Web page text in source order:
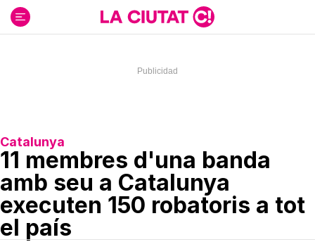
contenido
Catalunya
11 membres d'una banda
amb seu a Catalunya
executen 150 robatoris a tot
el país